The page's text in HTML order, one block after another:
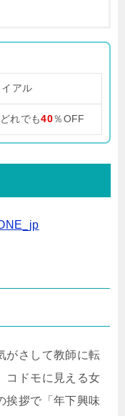
アル
れでも40％OFF
がさして教師に転
コドモに見える女
挨拶で「年下興味